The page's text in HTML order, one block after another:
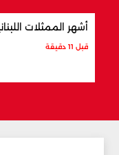
أشهر الممثلات
قبل 11 دقيقة